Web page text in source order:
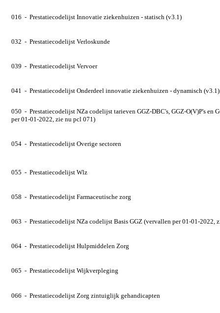
016 - Prestatiecodelijst Innovatie ziekenhuizen - statisch (v3.1)
032 - Prestatiecodelijst Verloskunde
039 - Prestatiecodelijst Vervoer
041 - Prestatiecodelijst Onderdeel innovatie ziekenhuizen - dynamisch (v3.1)
050 - Prestatiecodelijst NZa codelijst tarieven GGZ-DBC's, GGZ-O(V)P's en
per 01-01-2022, zie nu pcl 071)
054 - Prestatiecodelijst Overige sectoren
055 - Prestatiecodelijst Wlz
058 - Prestatiecodelijst Farmaceutische zorg
063 - Prestatiecodelijst NZa codelijst Basis GGZ (vervallen per 01-01-2022,
064 - Prestatiecodelijst Hulpmiddelen Zorg
065 - Prestatiecodelijst Wijkverpleging
066 - Prestatiecodelijst Zorg zintuiglijk gehandicapten